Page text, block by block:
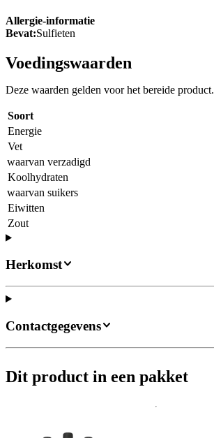
Allergie-informatie
Bevat:Sulfieten
Voedingswaarden
Deze waarden gelden voor het bereide product.
Soort
Energie
Vet
waarvan verzadigd
Koolhydraten
waarvan suikers
Eiwitten
Zout
Herkomst
Contactgegevens
Dit product in een pakket